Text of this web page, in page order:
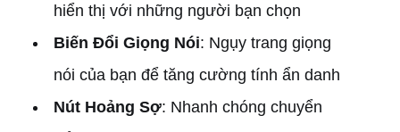
hiển thị với những người bạn chọn
Biến Đổi Giọng Nói: Ngụy trang giọng
nói của bạn để tăng cường tính ẩn danh
Nút Hoảng Sợ: Nhanh chóng chuyển